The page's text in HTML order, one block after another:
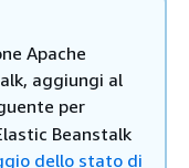
Apache
aggiungi al
per
Beanstalk
dello stato di